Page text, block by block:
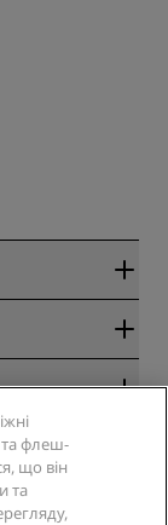
та флеш-
що він
та